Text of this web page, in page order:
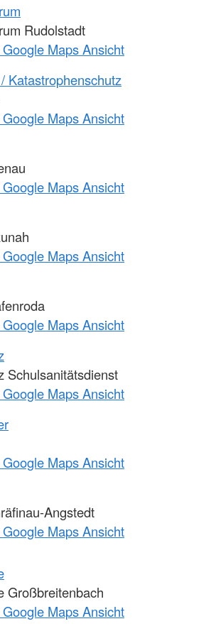
Rudolstadt
Maps Ansicht
Katastrophenschutz
Maps Ansicht
Maps Ansicht
Maps Ansicht
Maps Ansicht
Schulsanitätsdienst
Maps Ansicht
Maps Ansicht
Angstedt
Maps Ansicht
Großbreitenbach
Maps Ansicht